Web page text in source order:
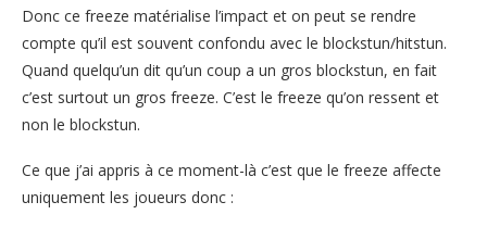
Donc ce freeze matérialise l’impact et on peut se rendre
compte qu’il est souvent confondu avec le blockstun/hitstun.
Quand quelqu’un dit qu’un coup a un gros blockstun, en fait
c’est surtout un gros freeze. C’est le freeze qu’on ressent et
non le blockstun.
Ce que j’ai appris à ce moment-là c’est que le freeze affecte
uniquement les joueurs donc :